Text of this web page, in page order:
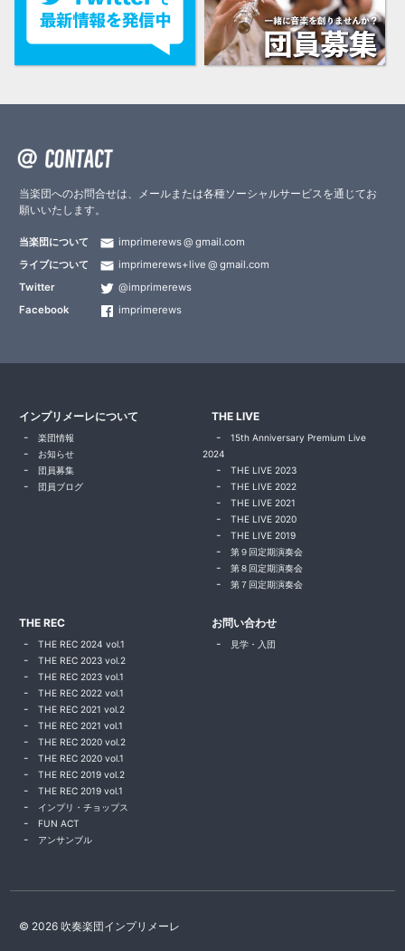
当楽団へのお問合せは、メールまたは各種ソーシャルサービスを通じてお
願いいたします。
当楽団について imprimerews
gmail.com
ライブについて
imprimerews+live
gmail.com
Twitter
@imprimerews
Facebook
imprimerews
インプリメーレについて
楽団情報
お知らせ
団員募集
団員ブログ
THE LIVE
15th Anniversary Premium Live
2024
THE LIVE 2023
THE LIVE 2022
THE LIVE 2021
THE LIVE 2020
THE LIVE 2019
第９回定期演奏会
第８回定期演奏会
第７回定期演奏会
THE REC
THE REC 2024 vol.1
THE REC 2023 vol.2
THE REC 2023 vol.1
THE REC 2022 vol.1
THE REC 2021 vol.2
THE REC 2021 vol.1
THE REC 2020 vol.2
THE REC 2020 vol.1
THE REC 2019 vol.2
THE REC 2019 vol.1
インプリ・チョップス
FUN ACT
アンサンブル
お問い合わせ
見学・入団
© 2026 吹奏楽団インプリメーレ